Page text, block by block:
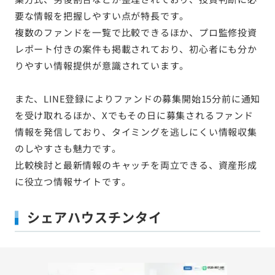
要な情報を把握しやすい点が特長です。
複数のファンドを一覧で比較できるほか、プロ監修投資
レポート付きの案件も掲載されており、初心者にも分か
りやすい情報提供が意識されています。
また、LINE登録によりファンドの募集開始15分前に通知
を受け取れるほか、Xでもその日に募集されるファンド
情報を発信しており、タイミングを逃しにくい情報収集
のしやすさも魅力です。
比較検討と最新情報のキャッチを両立できる、資産形成
に役立つ情報サイトです。
シェアハウスチンタイ